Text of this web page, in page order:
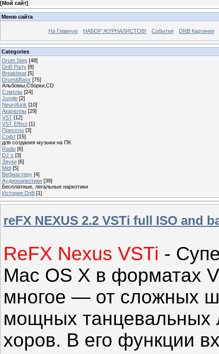
[Мой сайт]
Меню сайта
На Главную НАБОР ЖУРНАЛИСТОВ! События DNB Картинки
Categories
Drum Step [48]
DnB Party [8]
Breakbeat [5]
Drum&Bass [75]
Альбомы,Сборки,CD
Сэмплы [24]
Jungle [2]
Neurofunk [10]
Акапеллы [29]
VST [12]
VST Effect [1]
Пресеты [3]
Софт [15]
для создания музыки на ПК
Radio [6]
DJ`s [3]
Звуки [6]
Midi [5]
Вебмастеру [4]
Аудионаркотики [39]
Бесплатные, легальные наркотики
История DnB [1]
reFX NEXUS 2.2 VSTi full ISO and
ReFX Nexus VSTi -
Mac OS X в форматах
многое — от сложных
мощных танцевальных
хоров. В его функции